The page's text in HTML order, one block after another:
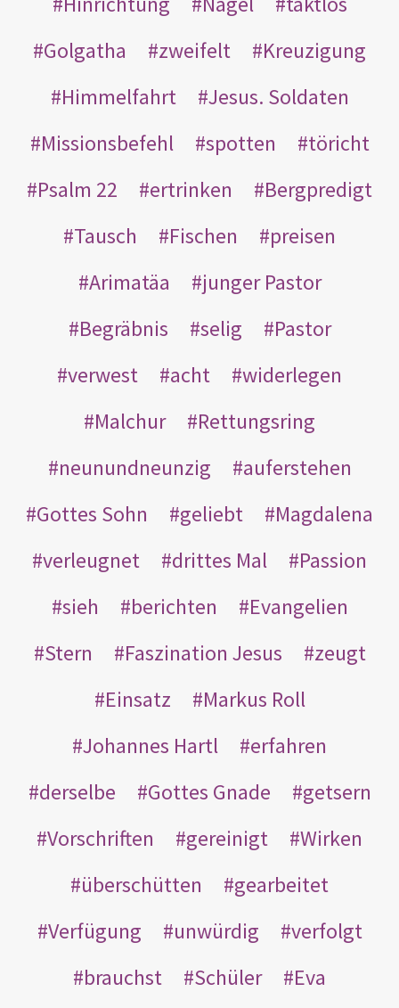
Golgatha
zweifelt
Kreuzigung
Himmelfahrt
Jesus. Soldaten
Missionsbefehl
spotten
töricht
Psalm 22
ertrinken
Bergpredigt
Tausch
Fischen
preisen
Arimatäa
junger Pastor
Begräbnis
selig
Pastor
verwest
acht
widerlegen
Malchur
Rettungsring
neunundneunzig
auferstehen
Gottes Sohn
geliebt
Magdalena
verleugnet
drittes Mal
Passion
sieh
berichten
Evangelien
Stern
Faszination Jesus
zeugt
Einsatz
Markus Roll
Johannes Hartl
erfahren
derselbe
Gottes Gnade
getsern
Vorschriften
gereinigt
Wirken
überschütten
gearbeitet
Verfügung
unwürdig
verfolgt
brauchst
Schüler
Eva